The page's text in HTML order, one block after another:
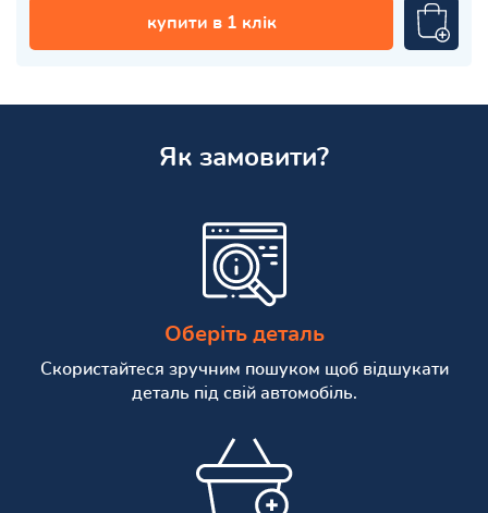
купити в 1 клік
Як замовити?
Оберіть деталь
Скористайтеся зручним пошуком щоб відшукати
деталь під свій автомобіль.